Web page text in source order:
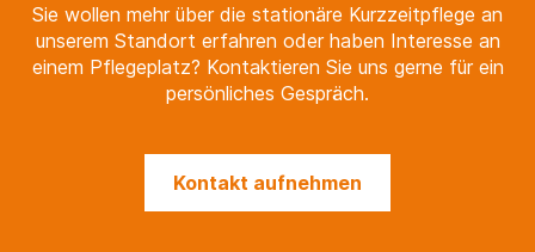
Sie wollen mehr über die stationäre Kurzzeitpflege an
unserem Standort erfahren oder haben Interesse an
einem Pflegeplatz? Kontaktieren Sie uns gerne für ein
persönliches Gespräch.
Kontakt aufnehmen